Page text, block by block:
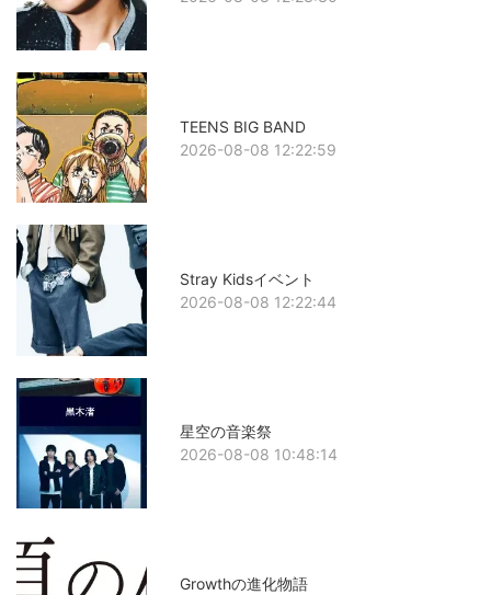
TEENS BIG BAND
2026-08-08 12:22:59
Stray Kidsイベント
2026-08-08 12:22:44
星空の音楽祭
2026-08-08 10:48:14
Growthの進化物語